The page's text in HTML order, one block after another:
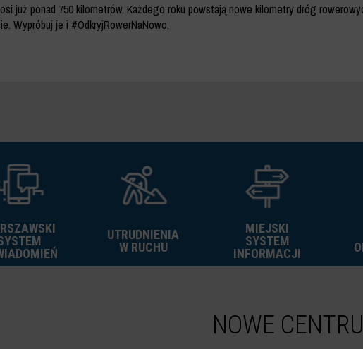
już ponad 750 kilometrów. Każdego roku powstają nowe kilometry dróg
Wypróbuj je i #OdkryjRowerNaNowo.
UTRUDNIENIA
W RUCHU
MIEJSKI
SYSTEM
INFORMACJI
NOWE